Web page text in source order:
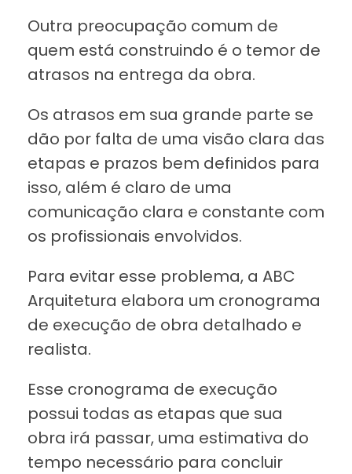
Outra preocupação comum de
quem está construindo é o temor de
atrasos na entrega da obra.
Os atrasos em sua grande parte se
dão por falta de uma visão clara das
etapas e prazos bem definidos para
isso, além é claro de uma
comunicação clara e constante com
os profissionais envolvidos.
Para evitar esse problema, a ABC
Arquitetura elabora um cronograma
de execução de obra detalhado e
realista.
Esse cronograma de execução
possui todas as etapas que sua
obra irá passar, uma estimativa do
tempo necessário para concluir